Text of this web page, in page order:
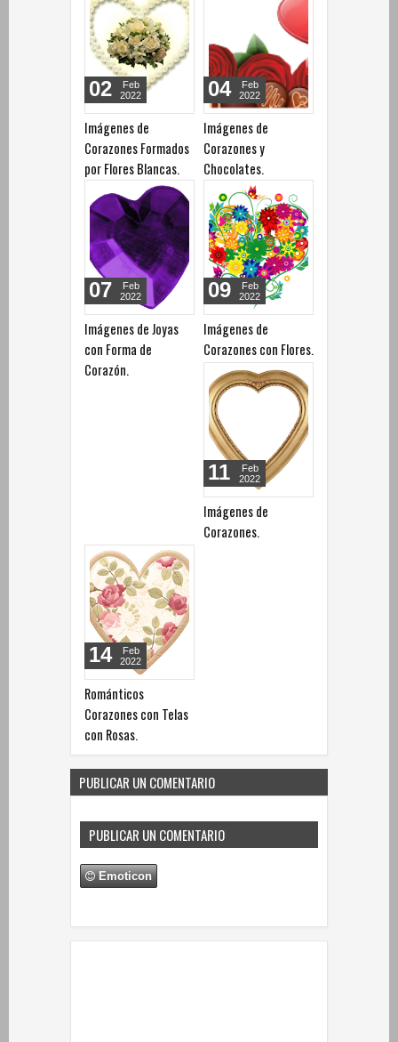
Imágenes de
Corazones Formados
por Flores Blancas.
02
Feb
2022
Imágenes de
Corazones y
Chocolates.
04
Feb
2022
Imágenes de Joyas
con Forma de
Corazón.
07
Feb
2022
Imágenes de
Corazones con Flores.
09
Feb
2022
Imágenes de
Corazones.
11
Feb
2022
Románticos
Corazones con Telas
con Rosas.
14
Feb
2022
PUBLICAR UN COMENTARIO
PUBLICAR UN COMENTARIO
Emoticon